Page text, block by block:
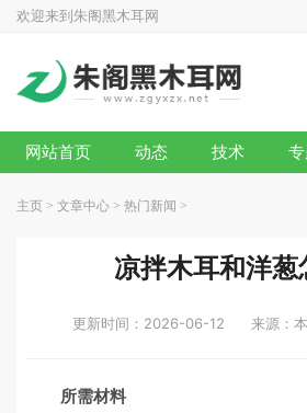
欢迎来到朱阁黑木耳网
网站首页 动态 技术
主页 > 文章中心 > 热门新闻 >
凉拌木耳和洋葱
更新时间：2026-06-12 来源：
所需材料